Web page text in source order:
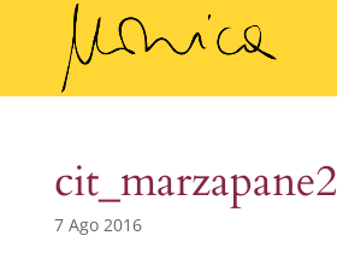
cit_marzapane2
7 Ago 2016